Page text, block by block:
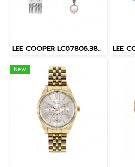
LEE COOPER LC07806.380 36 MM. นาฬิกาข้อมือผู้หญิง สี Silver
New